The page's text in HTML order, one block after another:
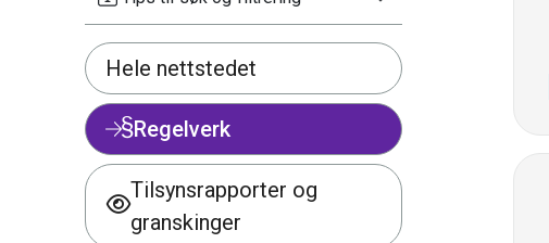
Hele nettstedet
Regelverk
Tilsynsrapporter og
granskinger